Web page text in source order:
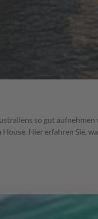
so gut
Hier erfahren Sie,